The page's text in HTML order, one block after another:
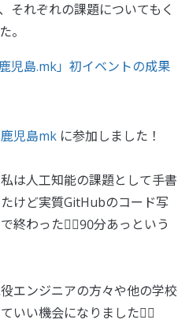
それぞれの課題についてもく
。
児島.mk」初イベントの成果
児島mk に参加しました！
は人工知能の課題として手書
けど実質GitHubのコード写
終わった🤦‍♀️90分あっという
エンジニアの方々や他の学校
いい機会になりました🙇‍♀️